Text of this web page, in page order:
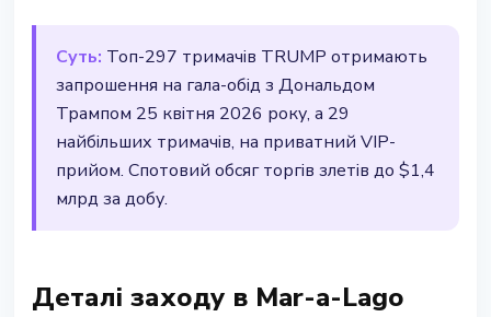
Суть: Топ-297 тримачів TRUMP отримають
запрошення на гала-обід з Дональдом
Трампом 25 квітня 2026 року, а 29
найбільших тримачів, на приватний VIP-
прийом. Спотовий обсяг торгів злетів до $1,4
млрд за добу.
Деталі заходу в Mar-a-Lago